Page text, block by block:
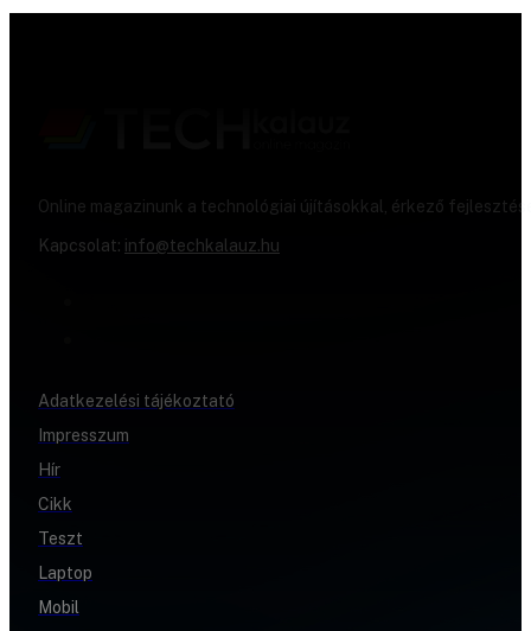
Online magazinunk a technológiai újításokkal, érkező
Kapcsolat: info@techkalauz.hu
Adatkezelési tájékoztató
Impresszum
Hír
Cikk
Teszt
Laptop
Mobil